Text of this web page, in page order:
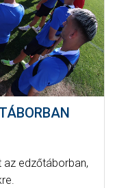
edzőtáborban,